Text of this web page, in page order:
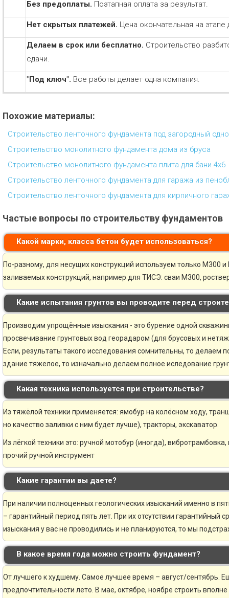
Без предоплаты. Поэтапная оплата за результат.
Нет скрытых платежей. Цена окончательная на этапе
Делаем в срок или бесплатно. Строительство
сдачи.
"Под ключ". Все работы делает одна компания.
Похожие материалы:
Строительство ленточного фундамента под загородный
Строительство монолитного фундамента дома из бруса
Строительство монолитного фундамента плита для бани 4х6
Строительство ленточного фундамента для гаража из
Строительство ленточного фундамента для кирпичного
Частые вопросы по строительству фундаментов
Какой марки, класса бетон будет использоваться?
По-разному, для несущих конструкций используем только М300
заливаемых конструкций, например для ТИСЭ: сваи М300,
Какие испытания грунтов вы проводите перед
Производим упрощённые изыскания - это бурение одной
просвечивание грунтовых вод георадаром (для брусовых и
Если, результаты такого исследования сомнительны, то делаем
здание тяжелое, то изначально делаем полное иследование
Какая техника используется при строительстве?
Из тяжёлой техники применяется: ямобур на колёсном ходу,
но качество заливки с ним будет лучше), тракторы, экскаватор.
Из лёгкой техники это: ручной мотобур (иногда),
прочий ручной инструмент
Какие гарантии вы даете?
При наличии полноценных геологических изысканий именно в
– гарантийный период пять лет. При их отсутствии гарантийный
изыскания у вас не проводились и не планируются, то мы
В какое время года можно строить фундамент?
От лучшего к худшему. Самое лучшее время – август/сентябрь.
предпочтительности лето. В мае, октябре, ноябре строить